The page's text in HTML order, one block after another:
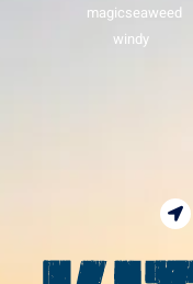
magicseaweed
windy